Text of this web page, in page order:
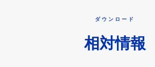
ダウンロード
相対情報